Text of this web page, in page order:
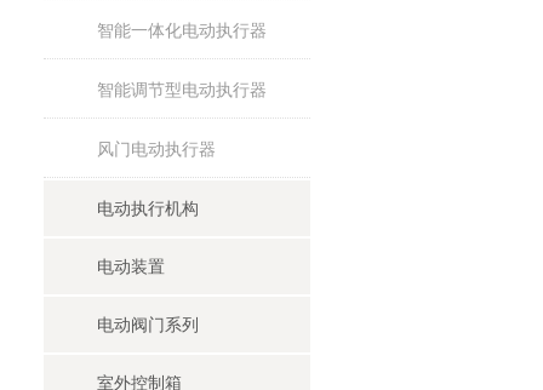
智能一体化电动执行器
智能调节型电动执行器
风门电动执行器
电动执行机构
电动装置
电动阀门系列
室外控制箱